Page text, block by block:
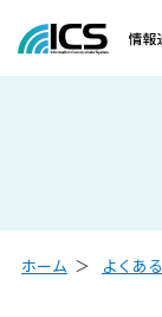
ホーム よくあ